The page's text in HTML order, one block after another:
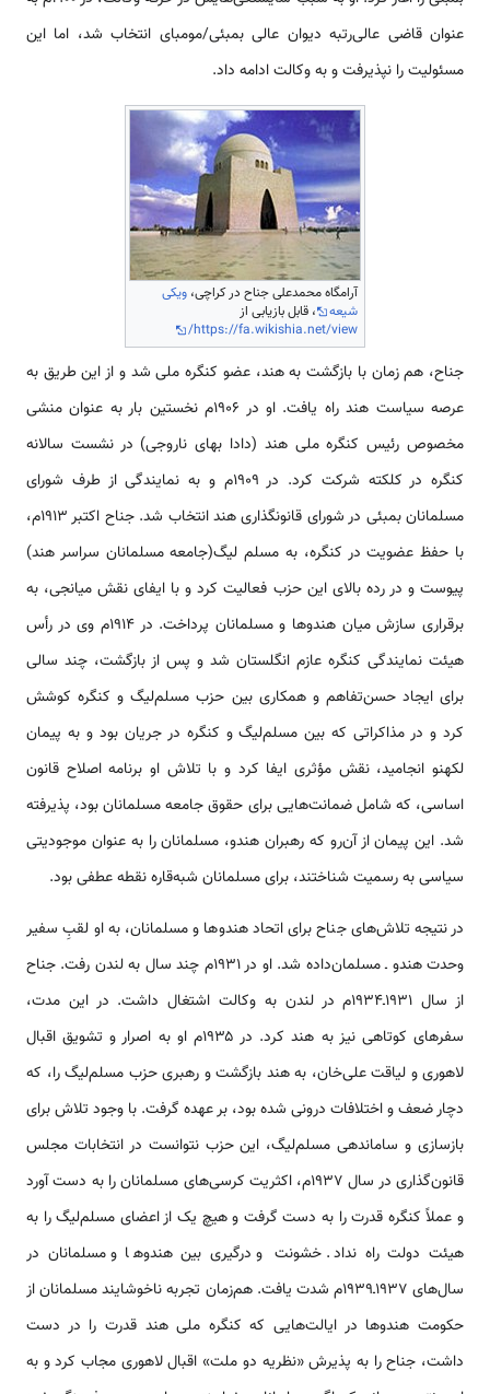
عنوان‌ قاضی‌ عالی‌رتبه دیوان‌ عالی‌ بمبئی/مومبای‌ انتخاب‌ شد، اما این‌
مسئولیت را نپذیرفت‌ و به‌ وکالت‌ ادامه‌ داد.
آرامگاه محمدعلی جناح در کراچی، ویکی
شیعه
، قابل بازیابی از
https://fa.wikishia.net/view/
جناح‌، هم‌ زمان‌ با بازگشت‌ به‌ هند، عضو کنگره ملی‌ شد و از این طریق به‌
عرصه سیاست‌ هند راه‌ یافت‌. او در ۱۹۰۶م نخستین‌ بار به‌ عنوان‌ منشی‌
مخصوص‌ رئیس‌ کنگره ملی‌ هند (دادا بهای‌ ناروجی‌) در نشست‌ سالانه
کنگره‌ در کلکته‌ شرکت‌ کرد. در ۱۹۰۹م و به‌ نمایندگی‌ از طرف‌ شورای‌
مسلمانان‌ بمبئی‌ در شورای‌ قانونگذاری‌ هند انتخاب‌ شد. جناح‌ اکتبر ۱۹۱۳م،
با حفظ‌ عضویت‌ در کنگره‌، به‌ مسلم لیگ(جامعه مسلمانان‌ سراسر هند)
پیوست‌ و در رده بالای‌ این‌ حزب‌ فعالیت‌ کرد و با ایفای‌ نقش‌ میانجی‌، به‌
برقراری‌ سازش‌ میان‌ هندوها و مسلمانان‌ پرداخت‌. در ۱۹۱۴م وی‌ در رأس‌
هیئت‌ نمایندگی‌ کنگره‌ عازم‌ انگلستان‌ شد و پس‌ از بازگشت‌، چند سالی‌
برای‌ ایجاد حسن‌تفاهم‌ و همکاری‌ بین‌ حزب‌ مسلم‌لیگ‌ و کنگره‌ کوشش‌
کرد و در مذاکراتی‌ که‌ بین‌ مسلم‌لیگ‌ و کنگره‌ در جریان‌ بود و به‌ پیمان‌
لکهنو انجامید، نقش‌ مؤثری‌ ایفا کرد و با تلاش‌ او برنامه اصلاح‌ قانون‌
اساسی‌، که‌ شامل‌ ضمانت‌هایی‌ برای‌ حقوق‌ جامعه مسلمانان‌ بود، پذیرفته‌
شد. این‌ پیمان‌ از آن‌رو که‌ رهبران‌ هندو، مسلمانان‌ را به‌ عنوان‌ موجودیتی‌
سیاسی‌ به‌ رسمیت‌ شناختند، برای‌ مسلمانان‌ شبه‌قاره‌ نقطه‌ عطفی‌ بود.
در نتیجه تلاش‌های‌ جناح‌ برای‌ اتحاد هندوها و مسلمانان‌، به‌ او لقبِ سفیر
وحدت‌ هندو ـ مسلمان‌داده‌ شد. او در ۱۹۳۱م چند سال‌ به لندن‌ رفت. جناح‌
از سال ۱۹۳۱ـ۱۹۳۴م در لندن‌ به‌ وکالت‌ اشتغال‌ داشت‌. در این‌ مدت‌،
سفرهای‌ کوتاهی‌ نیز به‌ هند کرد. در ۱۹۳۵م او به‌ اصرار و تشویق‌ اقبال‌
لاهوری‌ و لیاقت‌ علی‌خان‌، به‌ هند بازگشت‌ و رهبری‌ حزب مسلم‌لیگ‌ را، که‌
دچار ضعف‌ و اختلافات‌ درونی‌ شده‌ بود، بر عهده‌ گرفت‌. با وجود تلاش‌ برای‌
بازسازی‌ و ساماندهی‌ مسلم‌لیگ‌، این‌ حزب‌ نتوانست‌ در انتخابات‌ مجلس‌
قانون‌گذاری‌ در سال ۱۹۳۷م، اکثریت‌ کرسی‌های‌ مسلمانان‌ را به‌ دست‌ آورد
و عملاً کنگره‌ قدرت‌ را به‌ دست‌ گرفت‌ و هیچ یک‌ از اعضای‌ مسلم‌لیگ‌ را به‌
هیئت‌ دولت‌ راه‌ نداد. خشونت‌ و درگیری‌ بین‌ هندوها و مسلمانان‌ در
سال‌های‌ ۱۹۳۷ـ۱۹۳۹م شدت‌ یافت‌. هم‌زمان‌ تجربه ناخوشایند مسلمانان‌ از
حکومت‌ هندوها در ایالت‌هایی‌ که‌ کنگره ملی‌ هند قدرت‌ را در دست‌
داشت‌، جناح‌ را به‌ پذیرش‌ «نظریه دو ملت» اقبال‌ لاهوری مجاب‌ کرد و به‌